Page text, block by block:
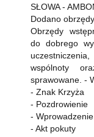
SŁOWA -
Dodano
Obrzędy
do dobrego
wspólnoty
sprawowane. -
- Znak Krzyża
- Pozdrowienie
- Wprowadzenie
- Akt pokuty